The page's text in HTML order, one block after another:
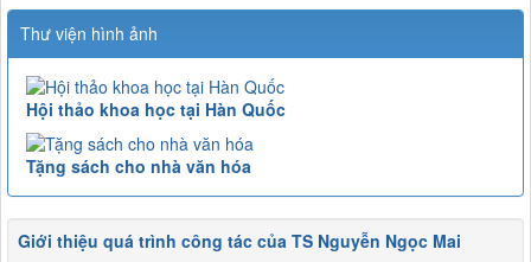
Thư viện hình ảnh
Hội thảo khoa học tại Hàn Quốc
Tặng sách cho nhà văn hóa
Giới thiệu quá trình công tác của TS Nguyễn Ngọc Mai